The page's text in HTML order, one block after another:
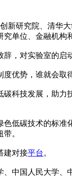
新研究院、清华
单位、金融机构
，对实验室的启
优势，谁就会取
科技发展，助
低碳技术的标准
。
建对接平台 。
中国人民大学